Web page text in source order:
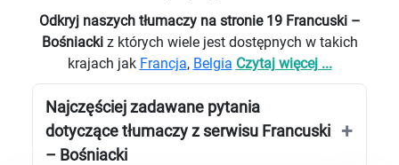
Odkryj naszych tłumaczy na stronie 19 Francuski –
Bośniacki z których wiele jest dostępnych w takich
krajach jak Francja, Belgia Czytaj więcej ...
Najczęściej zadawane pytania
dotyczące tłumaczy z serwisu Francuski
– Bośniacki